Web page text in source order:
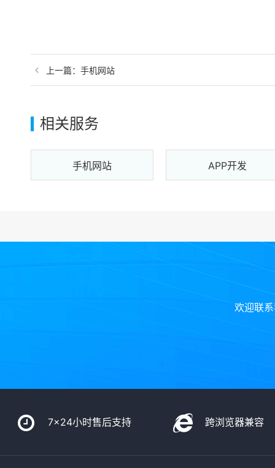
上一篇：手机网站
相关服务
手机网站 APP开发
欢迎联
7x24小时售后支持 跨浏览器兼容